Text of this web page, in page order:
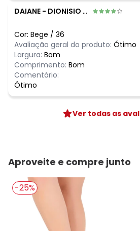
DAIANE - DIONISIO CERQUEIRA - SC
Cor: Bege / 36
Avaliação geral do produto: Ótimo
Largura: Bom
Comprimento: Bom
Comentário:
Ótimo
Ver todas as
Aproveite e compre junto
-25%